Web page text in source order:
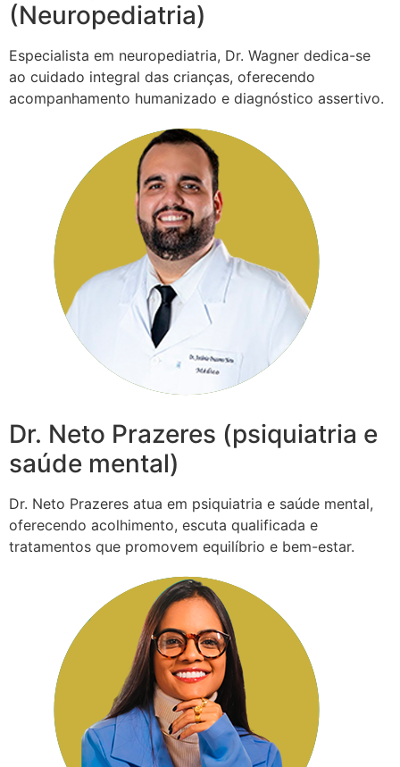
(Neuropediatria)
Especialista em neuropediatria, Dr. Wagner dedica-se
ao cuidado integral das crianças, oferecendo
acompanhamento humanizado e diagnóstico assertivo.
Dr. Neto Prazeres (psiquiatria e
saúde mental)
Dr. Neto Prazeres atua em psiquiatria e saúde mental,
oferecendo acolhimento, escuta qualificada e
tratamentos que promovem equilíbrio e bem-estar.